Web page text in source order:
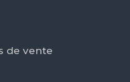
de vente